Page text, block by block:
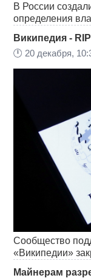
В России
определения
Википедия - RIP
🕛 20 декабря,
Сообщество
«Википедии»
Майнерам